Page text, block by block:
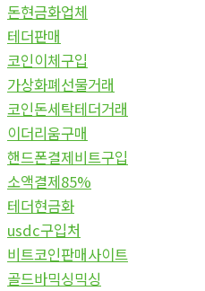
돈현금화업체
테더판매
코인이체구입
가상화폐선물거래
코인돈세탁테더거래
이더리움구매
핸드폰결제비트구입
소액결제85%
테더현금화
usdc구입처
비트코인판매사이트
골드바믹싱믹싱